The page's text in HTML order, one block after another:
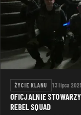
ŻYCIE KLANU 13 lipca
OFICJALNIE
REBEL SQUAD